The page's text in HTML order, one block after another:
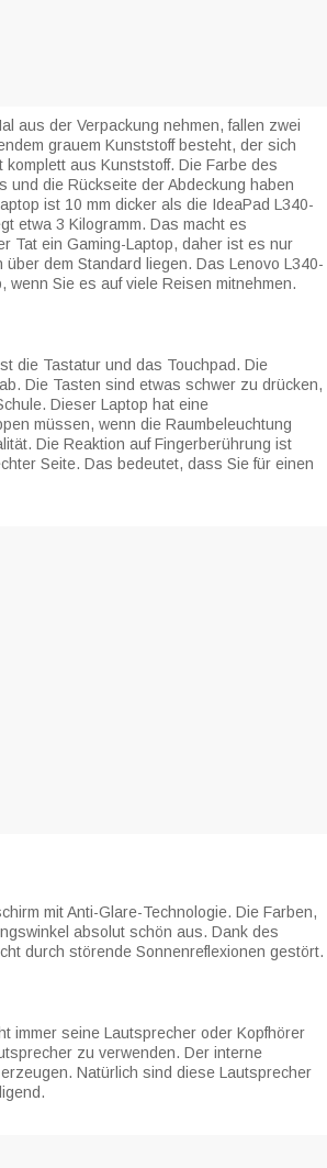
aus der Verpackung nehmen, fallen zwei
grauem Kunststoff besteht, der sich
aus Kunststoff. Die Farbe des
die Rückseite der Abdeckung haben
ist 10 mm dicker als die IdeaPad L340-
etwa 3 Kilogramm. Das macht es
Tat ein Gaming-Laptop, daher ist es nur
dem Standard liegen. Das Lenovo L340-
wenn Sie es auf viele Reisen mitnehmen.
die Tastatur und das Touchpad. Die
Die Tasten sind etwas schwer zu drücken,
Dieser Laptop hat eine
müssen, wenn die Raumbeleuchtung
Die Reaktion auf Fingerberührung ist
Seite. Das bedeutet, dass Sie für einen
mit Anti-Glare-Technologie. Die Farben,
absolut schön aus. Dank des
durch störende Sonnenreflexionen gestört.
immer seine Lautsprecher oder Kopfhörer
zu verwenden. Der interne
Natürlich sind diese Lautsprecher